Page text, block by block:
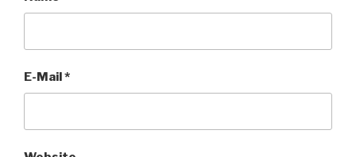
E-Mail*